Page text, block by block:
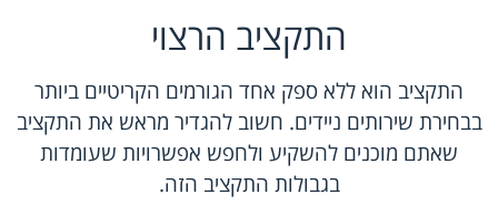
התקציב הרצוי
התקציב הוא ללא ספק אחד הגורמים הקריטיים ביותר
בבחירת שירותים ניידים. חשוב להגדיר מראש את התקציב
שאתם מוכנים להשקיע ולחפש אפשרויות שעומדות
בגבולות התקציב הזה.